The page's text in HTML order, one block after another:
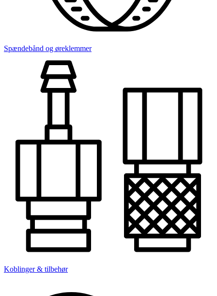
Spændebånd og øreklemmer
Koblinger & tilbehør